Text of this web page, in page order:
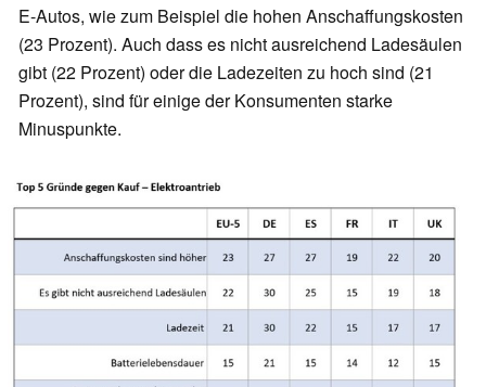
E-Autos, wie zum Beispiel die hohen Anschaffungskosten
(23 Prozent). Auch dass es nicht ausreichend Ladesäulen
gibt (22 Prozent) oder die Ladezeiten zu hoch sind (21
Prozent), sind für einige der Konsumenten starke
Minuspunkte.